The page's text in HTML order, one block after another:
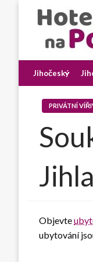
Hotel
Najděte si
Jihočeský
PRIVÁTNÍ
Objevte
ubytování